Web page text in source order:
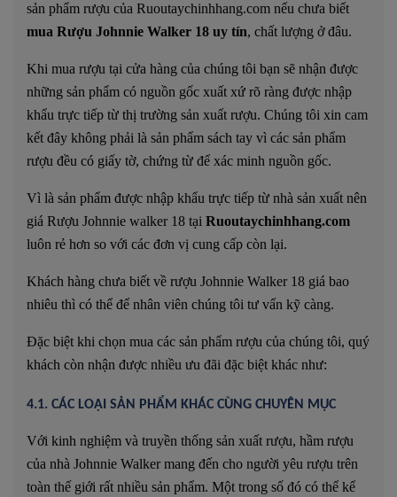
sản phẩm rượu của Ruoutaychinhhang.com nếu chưa biết
mua Rượu Johnnie Walker 18 uy tín, chất lượng ở đâu.
Khi mua rượu tại cửa hàng của chúng tôi bạn sẽ nhận được
những sản phẩm có nguồn gốc xuất xứ rõ ràng được nhập
khẩu trực tiếp từ thị trường sản xuất rượu. Chúng tôi xin cam
kết đây không phải là sản phẩm sách tay vì các sản phẩm
rượu đều có giấy tờ, chứng từ để xác minh nguồn gốc.
Vì là sản phẩm được nhập khẩu trực tiếp từ nhà sản xuất nên
giá Rượu Johnnie walker 18 tại Ruoutaychinhhang.com
luôn rẻ hơn so với các đơn vị cung cấp còn lại.
Khách hàng chưa biết về rượu Johnnie Walker 18 giá bao
nhiêu thì có thể để nhân viên chúng tôi tư vấn kỹ càng.
Đặc biệt khi chọn mua các sản phẩm rượu của chúng tôi, quý
khách còn nhận được nhiều ưu đãi đặc biệt khác như:
4.1. CÁC LOẠI SẢN PHẨM KHÁC CÙNG CHUYÊN MỤC
Với kinh nghiệm và truyền thống sản xuất rượu, hầm rượu
của nhà Johnnie Walker mang đến cho người yêu rượu trên
toàn thế giới rất nhiều sản phẩm. Một trong số đó có thể kể